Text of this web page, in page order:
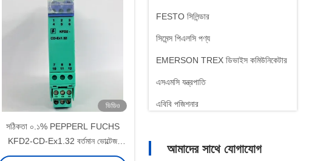
FESTO সিলিন্ডার
সিমেন্স পিএলসি পণ্য
EMERSON TREX ডিভাইস কমিউনিকেটার
এসএমসি যন্ত্রপাতি
এবিবি পজিশনার
আমাদের সাথে যোগাযোগ
ভিডিও
সঠিকতা ০.১% PEPPERL FUCHS
KFD2-CD-Ex1.32 বর্তমান ভোল্টেজ
ড্রাইভার